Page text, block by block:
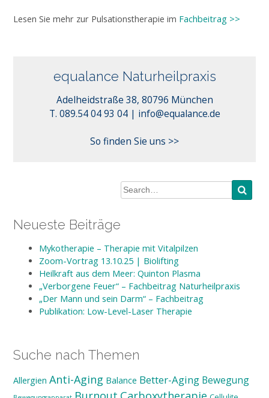
Lesen Sie mehr zur Pulsationstherapie im Fachbeitrag >>
equalance Naturheilpraxis
Adelheidstraße 38, 80796 München
T. 089.54 04 93 04 | info@equalance.de
So finden Sie uns >>
Neueste Beiträge
Mykotherapie – Therapie mit Vitalpilzen
Zoom-Vortrag 13.10.25 | Biolifting
Heilkraft aus dem Meer: Quinton Plasma
„Verborgene Feuer“ – Fachbeitrag Naturheilpraxis
„Der Mann und sein Darm“ – Fachbeitrag
Publikation: Low-Level-Laser Therapie
Suche nach Themen
Allergien Anti-Aging Balance Better-Aging Bewegung